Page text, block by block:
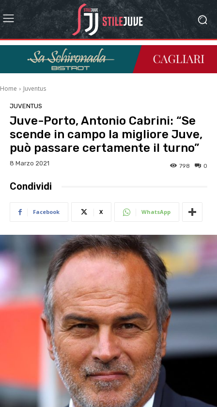
Home Juventus
JUVENTUS
Juve-Porto, Antonio Cabrini: “Se
scende in campo la migliore Juve,
può passare certamente il turno”
8 Marzo 2021 0
798
Condividi
Facebook X WhatsApp